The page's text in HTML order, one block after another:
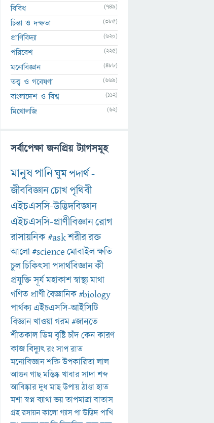
বিবিধ (749)
চিন্তা ও দক্ষতা (385)
প্রাণিবিদ্যা (620)
পরিবেশ (225)
মনোবিজ্ঞান (488)
তত্ত্ব ও গবেষণা (669)
বাংলাদেশ ও বিশ্ব (112)
মিথোলজি (62)
সর্বাপেক্ষা জনপ্রিয় ট্যাগসমূহ
মানুষপানিঘুমপদার্থ-
জীববিজ্ঞানচোখপৃথিবী
এইচএসসি-উদ্ভিদবিজ্ঞান
এইচএসসি-প্রাণীবিজ্ঞানরোগ
রাসায়নিক#askশরীররক্ত
আলো#scienceমোবাইলক্ষতি
চুলচিকিৎসাপদার্থবিজ্ঞানকী
প্রযুক্তিসূর্যমহাকাশস্বাস্থ্যমাথা
গণিত প্রাণীবৈজ্ঞানিক#biology
পার্থক্য এইচএসসি-আইসিটি
বিজ্ঞানখাওয়াগরম#জানতে
শীতকালডিমবৃষ্টিচাঁদকেনকারণ
কাজবিদ্যুৎরংসাপরাত
মনোবিজ্ঞানশক্তিউপকারিতালাল
আগুনগাছমস্তিষ্কখাবারসাদাশব্দ
আবিষ্কারদুধমাছউপায়ঠাণ্ডাহাত
মশাস্বপ্নব্যাথাভয়তাপমাত্রাবাতাস
গ্রহরসায়নকালোগ্যাসপাউদ্ভিদপাখি